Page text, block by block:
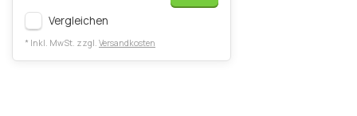
Vergleichen
* Inkl. MwSt. zzgl. Versandkosten